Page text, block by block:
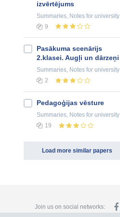
izvērtējums
Summaries, Notes for university
9
Pasākuma scenārijs
2.klasei. Augļi un dārzeņi
Summaries, Notes for university
2
Pedagoģijas vēsture
Summaries, Notes for university
19
Load more similar papers
Join us on social networks: